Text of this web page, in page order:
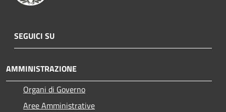
SEGUICI SU
AMMINISTRAZIONE
Organi di Governo
Aree Amministrative